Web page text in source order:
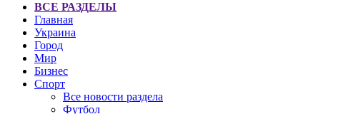
ВСЕ РАЗДЕЛЫ
Главная
Украина
Город
Мир
Бизнес
Спорт
Все новости раздела
Футбол